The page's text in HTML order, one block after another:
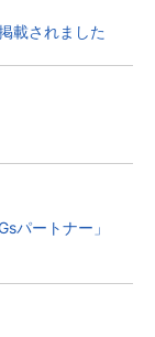
載されました
パートナー」